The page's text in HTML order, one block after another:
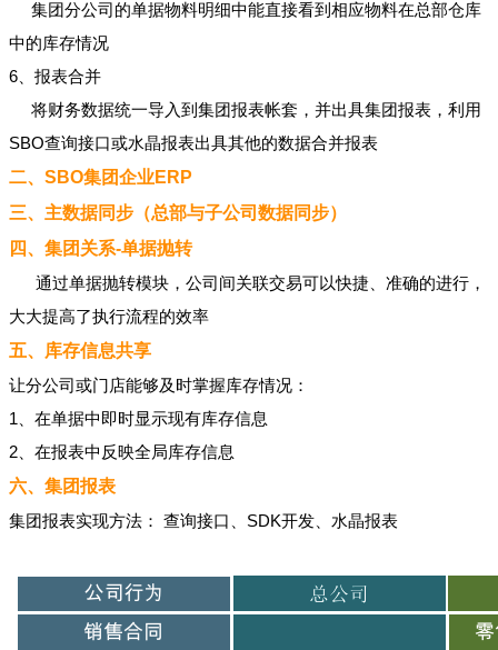
集团分公司的单据物料明细中能直接看到相应物料在总部仓库
中的库存情况
6、报表合并
将财务数据统一导入到集团报表帐套，并出具集团报表，利用
SBO查询接口或水晶报表出具其他的数据合并报表
二、SBO集团企业ERP
三、主数据同步（总部与子公司数据同步）
四、集团关系-单据抛转
通过单据抛转模块，公司间关联交易可以快捷、准确的进行，
大大提高了执行流程的效率
五、库存信息共享
让分公司或门店能够及时掌握库存情况：
1、在单据中即时显示现有库存信息
2、在报表中反映全局库存信息
六、集团报表
集团报表实现方法： 查询接口、SDK开发、水晶报表